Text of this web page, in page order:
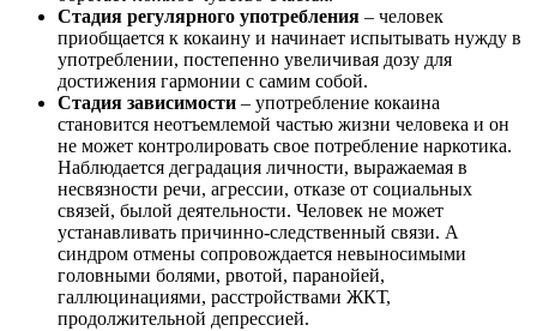
Стадия регулярного употребления – человек
приобщается к кокаину и начинает испытывать нужду в
употреблении, постепенно увеличивая дозу для
достижения гармонии с самим собой.
Стадия зависимости – употребление кокаина
становится неотъемлемой частью жизни человека и он
не может контролировать свое потребление наркотика.
Наблюдается деградация личности, выражаемая в
несвязности речи, агрессии, отказе от социальных
связей, былой деятельности. Человек не может
устанавливать причинно-следственный связи. А
синдром отмены сопровождается невыносимыми
головными болями, рвотой, паранойей,
галлюцинациями, расстройствами ЖКТ,
продолжительной депрессией.